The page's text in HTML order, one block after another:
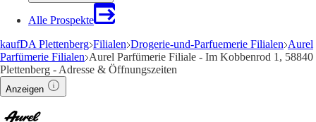
Alle Prospekte
kaufDA Plettenberg Filialen Drogerie-und-Parfuemerie Filialen Aurel
Parfümerie Filialen Aurel Parfümerie Filiale - Im Kobbenrod 1, 58840
Plettenberg - Adresse & Öffnungszeiten
Anzeigen